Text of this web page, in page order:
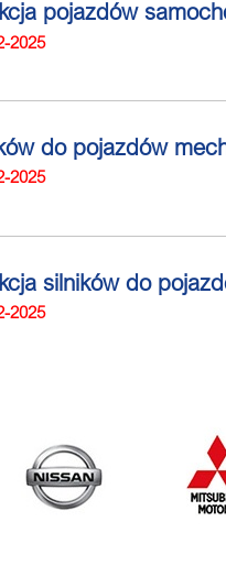
pojazdów
2025
do pojazdów
2025
silników do
2025